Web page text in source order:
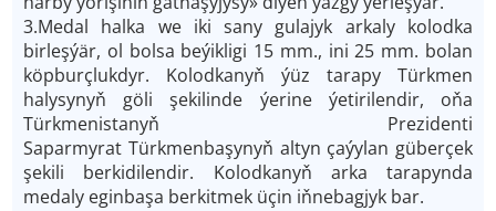
3.Medal halka we iki sany gulajyk arkaly kolodka
birleşýär, ol bolsa beýikligi 15 mm., ini 25 mm. bolan
köpburçlukdyr. Kolodkanyň ýüz tarapy Türkmen
halysynyň göli şekilinde ýerine ýetirilendir, oňa
Türkmenistanyň Prezidenti
Saparmyrat Türkmenbaşynyň altyn çaýylan güberçek
şekili berkidilendir. Kolodkanyň arka tarapynda
medaly eginbaşa berkitmek üçin iňnebagjyk bar.